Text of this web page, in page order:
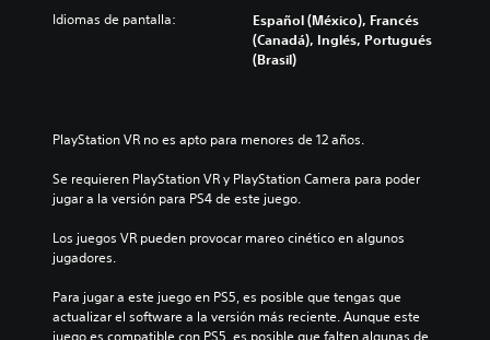
Idiomas de pantalla:
Español (México), Francés
(Canadá), Inglés, Portugués
(Brasil)
PlayStation VR no es apto para menores de 12 años.
Se requieren PlayStation VR y PlayStation Camera para poder
jugar a la versión para PS4 de este juego.
Los juegos VR pueden provocar mareo cinético en algunos
jugadores.
Para jugar a este juego en PS5, es posible que tengas que
actualizar el software a la versión más reciente. Aunque este